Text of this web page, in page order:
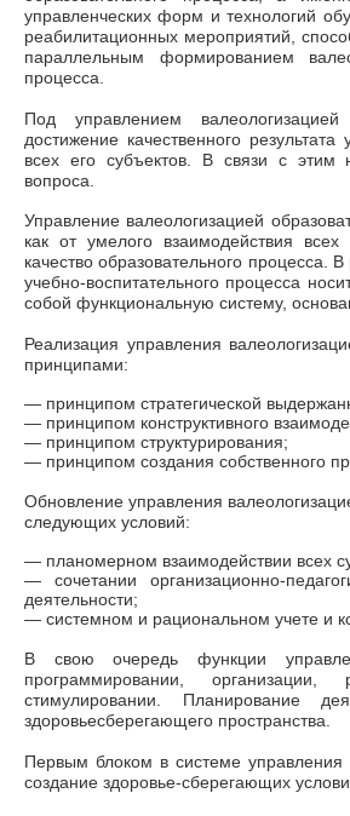
управленческих форм и технологий
реабилитационных мероприятий,
параллельным формированием
процесса.
Под управлением
достижение качественного
всех его субъектов. В связи с этим
вопроса.
Управление валеологизацией
как от умелого взаимодействия
качество образовательного процесса.
учебно-воспитательного процесса
собой функциональную систему,
Реализация управления
принципами:
— принципом стратегической
— принципом конструктивного
— принципом структурирования;
— принципом создания собственного
Обновление управления
следующих условий:
— планомерном взаимодействии всех
— сочетании организационно-
деятельности;
— системном и рациональном учете и
В свою очередь функции
программировании, организации,
стимулировании. Планирование
здоровьесберегающего пространства.
Первым блоком в системе
создание здоровье-сберегающих